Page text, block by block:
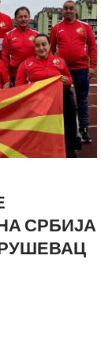
СРБИЈА